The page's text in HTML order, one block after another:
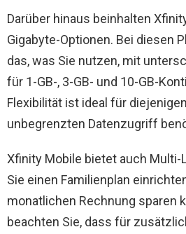
Darüber hinaus beinhalten
Gigabyte-Optionen. Bei diesen
das, was Sie nutzen, mit
für 1-GB-, 3-GB- und 10-GB-
Flexibilität ist ideal für
unbegrenzten Datenzugriff
Xfinity Mobile bietet auch Multi-
Sie einen Familienplan
monatlichen Rechnung sparen
beachten Sie, dass für